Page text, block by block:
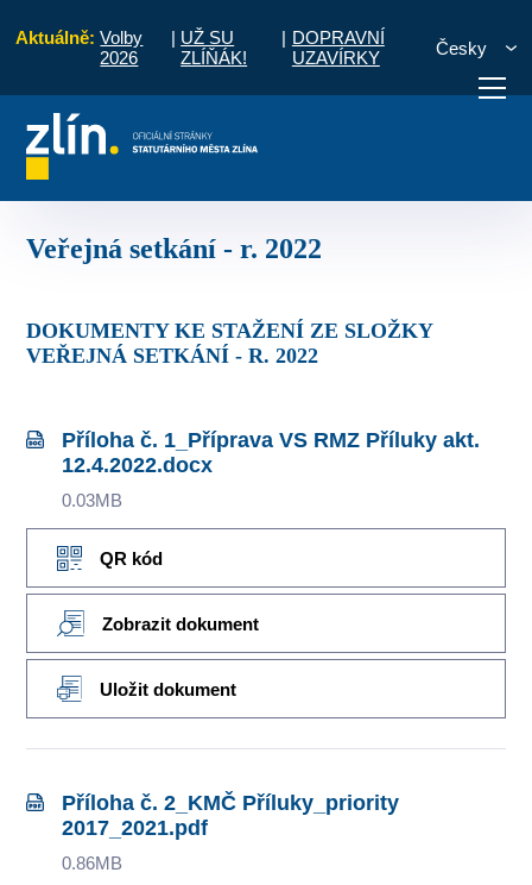
Aktuálně: Volby
2026
| UŽ SU
ZLÍŇÁK!
| DOPRAVNÍ
UZAVÍRKY
Česky
vyřídit
Veřejná setkání - r. 2022
DOKUMENTY KE STAŽENÍ ZE SLOŽKY
VEŘEJNÁ SETKÁNÍ - R. 2022
Příloha č. 1_Příprava VS RMZ Příluky akt.
12.4.2022.docx
0.03MB
QR kód
Zobrazit dokument
Uložit dokument
Příloha č. 2_KMČ Příluky_priority
2017_2021.pdf
0.86MB